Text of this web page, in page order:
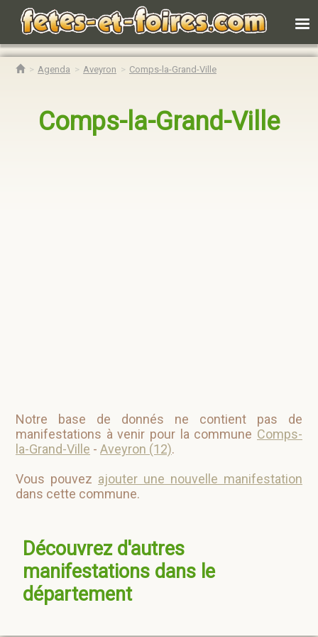
Agenda Aveyron Comps-la-Grand-Ville
Comps-la-Grand-Ville
Notre base de donnés ne contient pas de
manifestations à venir pour la commune Comps-
la-Grand-Ville - Aveyron (12).
Vous pouvez ajouter une nouvelle manifestation
dans cette commune.
Découvrez d'autres
manifestations dans le
département